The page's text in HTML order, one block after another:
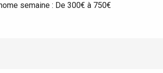
semaine : De 300€ à 750€